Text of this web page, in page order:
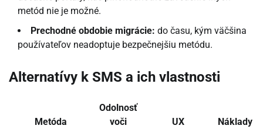
metód nie je možné.
Prechodné obdobie migrácie: do času, kým väčšina
používateľov neadoptuje bezpečnejšiu metódu.
Alternatívy k SMS a ich vlastnosti
Metóda
Odolnosť
voči
UX Náklady